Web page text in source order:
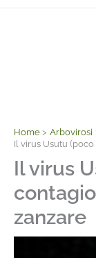
Home
Arbovirosi
Il virus Usutu
Il virus
zanzare